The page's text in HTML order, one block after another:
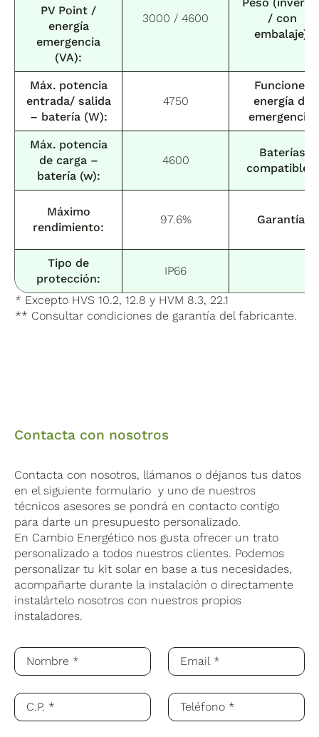
PV Point /
energía
emergencia
(VA):
3000 / 4600
Peso
/ con
embalaje):
Máx. potencia
entrada/ salida
– batería (W):
4750
Funciones
energía de
emergencia:
Máx. potencia
de carga –
batería (w):
4600
Baterías
compatibles:
Máximo
rendimiento:
97.6% Garantía:
Tipo de
protección:
IP66
* Excepto HVS 10.2, 12.8 y HVM 8.3, 22.1
** Consultar condiciones de garantía del fabricante.
Contacta con nosotros
Contacta con nosotros, llámanos o déjanos tus datos
en el siguiente formulario y uno de nuestros
técnicos asesores se pondrá en contacto contigo
para darte un presupuesto personalizado.
En Cambio Energético nos gusta ofrecer un trato
personalizado a todos nuestros clientes. Podemos
personalizar tu kit solar en base a tus necesidades,
acompañarte durante la instalación o directamente
instalártelo nosotros con nuestros propios
instaladores.